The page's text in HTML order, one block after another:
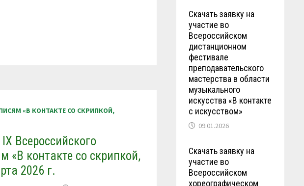
«В КОНТАКТЕ СО СКРИПКОЙ,
Всероссийского
«В контакте со скрипкой,
2026 г.
Скачать заявку на
участие во
Всероссийском
дистанционном
фестивале
преподавательского
мастерства в области
музыкального
искусства «В контакте
с искусством»
09.01.2026
Скачать заявку на
участие во
Всероссийском
хореографическом